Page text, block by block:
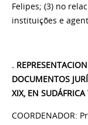
Felipes; (3) no
instituições e
.
DOCUMENTOS
XIX, EN
COORDENADOR: